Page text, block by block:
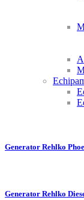
Generator Rehlko
Generator Rehlko